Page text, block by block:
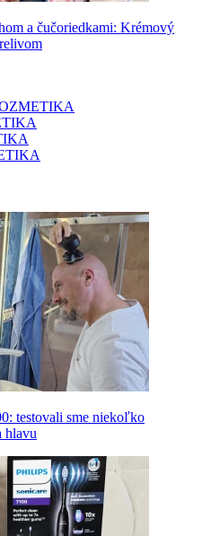
a čučoriedkami: Krémový
testovali sme niekoľko
hlavu